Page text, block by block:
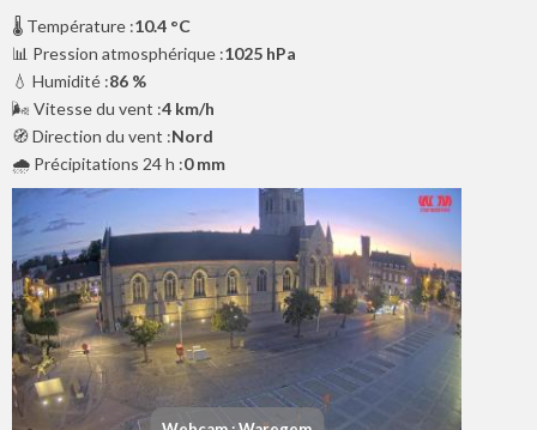
🌡️ Température :10.4 °C
📊 Pression atmosphérique :1025 hPa
💧 Humidité :86 %
🌬️ Vitesse du vent :4 km/h
🧭 Direction du vent :Nord
🌧️ Précipitations 24 h :0 mm